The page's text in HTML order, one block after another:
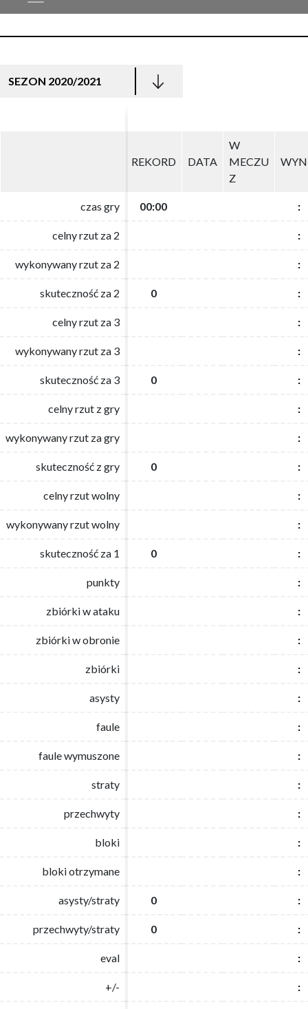
SEZON 2020/2021
REKORD DATA
W
MECZU
Z
czas gry 00:00 :
celny rzut za 2 :
wykonywany rzut za 2 :
skuteczność za 2 0 :
celny rzut za 3 :
wykonywany rzut za 3 :
skuteczność za 3 0 :
celny rzut z gry :
wykonywany rzut za gry :
skuteczność z gry 0 :
celny rzut wolny :
wykonywany rzut wolny :
skuteczność za 1 0 :
punkty :
zbiórki w ataku :
zbiórki w obronie :
zbiórki :
asysty :
faule :
faule wymuszone :
straty :
przechwyty :
bloki :
bloki otrzymane :
asysty/straty 0 :
przechwyty/straty 0 :
eval :
+/- :
REKORD DATA
W
MECZU
Z
czas gry 00:00 :
celny rzut za 2 :
wykonywany rzut za 2 :
skuteczność za 2 0 :
celny rzut za 3 :
wykonywany rzut za 3 :
skuteczność za 3 0 :
celny rzut z gry :
wykonywany rzut za gry :
skuteczność z gry 0 :
celny rzut wolny :
wykonywany rzut wolny :
skuteczność za 1 0 :
punkty :
zbiórki w ataku :
zbiórki w obronie :
zbiórki :
asysty :
faule :
faule wymuszone :
straty :
przechwyty :
bloki :
bloki otrzymane :
asysty/straty 0 :
przechwyty/straty 0 :
eval :
+/- :